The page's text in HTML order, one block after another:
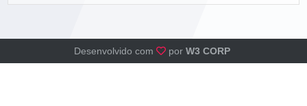
Desenvolvido com por W3 CORP